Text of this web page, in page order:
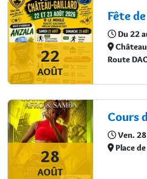
22
AOÛT
Fête
Du 22
Route
28
AOÛT
Ven.
Place